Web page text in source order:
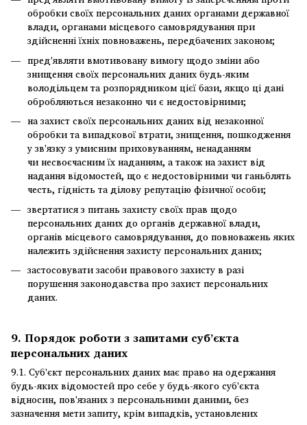
обробки своїх персональних даних органами державної
влади, органами місцевого самоврядування при
здійсненні їхніх повноважень, передбачених законом;
пред'являти вмотивовану вимогу щодо зміни або
знищення своїх персональних даних будь-яким
володільцем та розпорядником цієї бази, якщо ці дані
обробляються незаконно чи є недостовірними;
на захист своїх персональних даних від незаконної
обробки та випадкової втрати, знищення, пошкодження
у зв'язку з умисним приховуванням, ненаданням
чи несвоєчасним їх наданням, а також на захист від
надання відомостей, що є недостовірними чи ганьблять
честь, гідність та ділову репутацію фізичної особи;
звертатися з питань захисту своїх прав щодо
персональних даних до органів державної влади,
органів місцевого самоврядування, до повноважень яких
належить здійснення захисту персональних даних;
застосовувати засоби правового захисту в разі
порушення законодавства про захист персональних
даних.
9. Порядок роботи з запитами суб’єкта
персональних даних
9.1. Суб'єкт персональних даних має право на одержання
будь-яких відомостей про себе у будь-якого суб'єкта
відносин, пов'язаних з персональними даними, без
зазначення мети запиту, крім випадків, установлених